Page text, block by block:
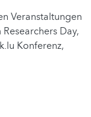
Veranstaltungen
Day,
Konferenz,